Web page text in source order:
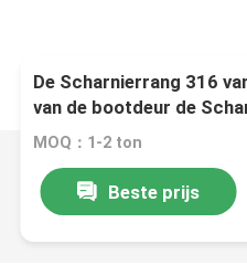
De Scharnierrang 316
van de bootdeur de
staalriem met
MOQ：1-2 ton
Beste prijs